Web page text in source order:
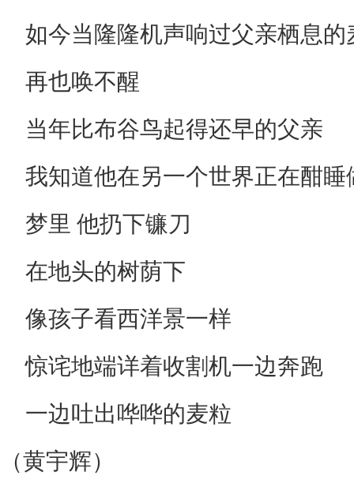
如今当隆隆机声响过父亲栖息的
再也唤不醒
当年比布谷鸟起得还早的父亲
我知道他在另一个世界正在酣睡
梦里 他扔下镰刀
在地头的树荫下
像孩子看西洋景一样
惊诧地端详着收割机一边奔跑
一边吐出哗哗的麦粒
（黄宇辉）